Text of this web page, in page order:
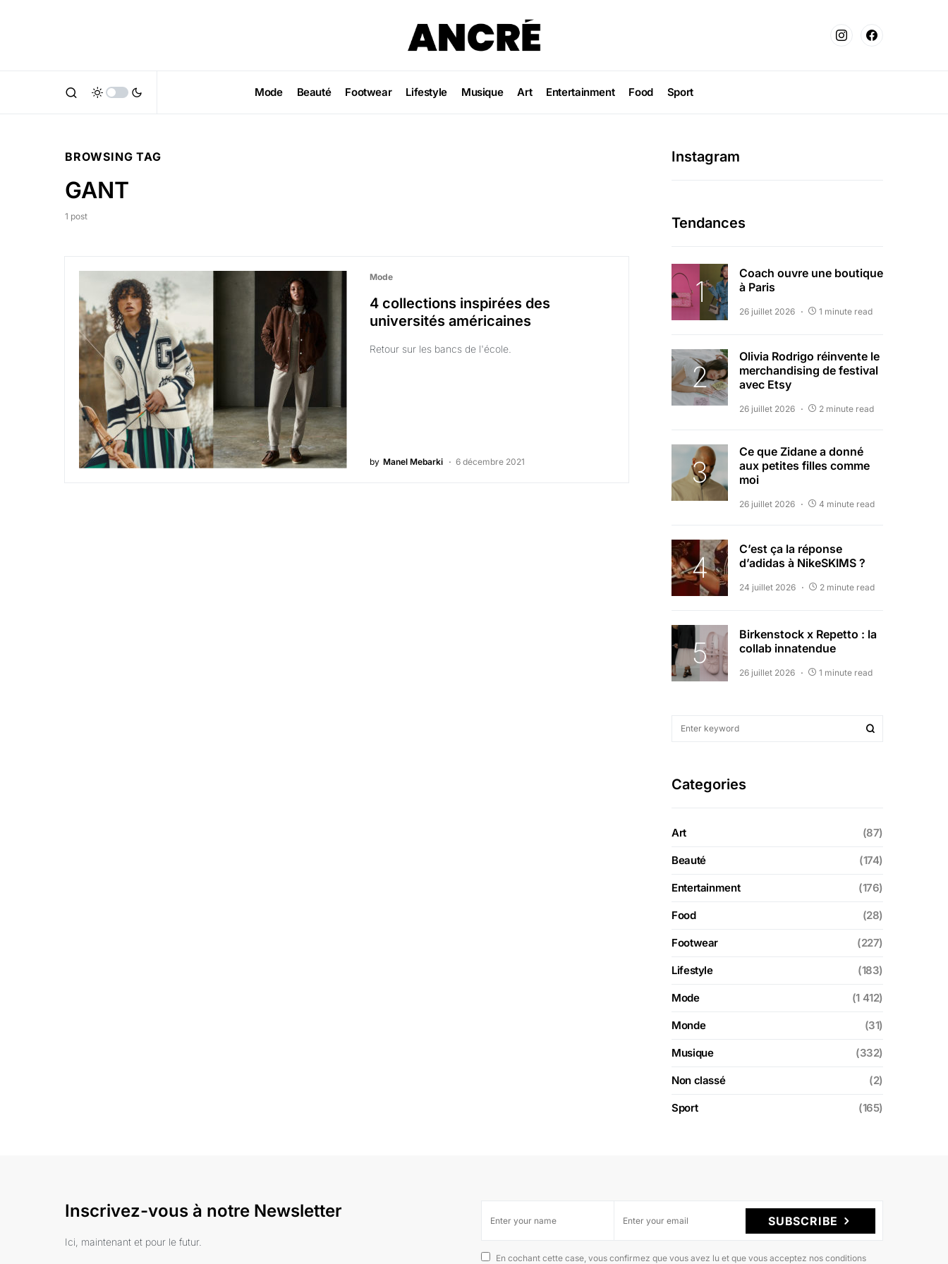
Mode Beauté Footwear Lifestyle Musique Art Entertainment Food Sport
BROWSING TAG
GANT
1 post
Mode
4 collections inspirées des
universités américaines
Retour sur les bancs de l'école.
by Manel Mebarki 6 décembre 2021
Instagram
Tendances
Coach ouvre une boutique
à Paris
26 juillet 2026 1 minute read
Olivia Rodrigo réinvente le
merchandising de festival
avec Etsy
26 juillet 2026 2 minute read
Ce que Zidane a donné
aux petites filles comme
moi
26 juillet 2026 4 minute read
C’est ça la réponse
d’adidas à NikeSKIMS ?
24 juillet 2026 2 minute read
Birkenstock x Repetto : la
collab innatendue
26 juillet 2026 1 minute read
Categories
Art (87)
Beauté (174)
Entertainment (176)
Food (28)
Footwear (227)
Lifestyle (183)
Mode (1 412)
Monde (31)
Musique (332)
Non classé (2)
Sport (165)
Inscrivez-vous à notre Newsletter
Ici, maintenant et pour le futur.
SUBSCRIBE
En cochant cette case, vous confirmez que vous avez lu et que vous acceptez nos conditions